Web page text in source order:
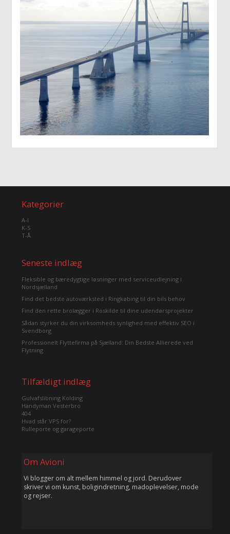
Kategorier
A-I
K-S
T-Å
Seneste indlæg
Fleksible og bæredygtige løsninger med serviceudlejning i
Nordsjælland
Find det bedste autoværksted i Ringkøbing til din bils behov
Find den rette brolægger i Roskilde til dine udendørsprojekter
Sådan styrker du din virksomheds synlighed med effektiv SEO i
Svendborg
Professionelt Flyttefirma på Sjælland: Din Bedste Allierede ved
Flytning
Tilfældigt indlæg
Gulvafslibning Kolding
Handyman Vesterbro
404
Hvad står VPS for?
Rulleporte og garageporte
Om Avioni
Vi blogger om alt mellem himmel og jord. Derudover
skriver vi om kunst, boligindretning, madoplevelser, mode
og rejser.